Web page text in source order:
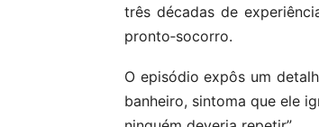
três décadas de
pronto‑socorro.
O episódio expôs um
banheiro, sintoma que ele